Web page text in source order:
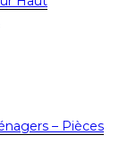
– Pièces